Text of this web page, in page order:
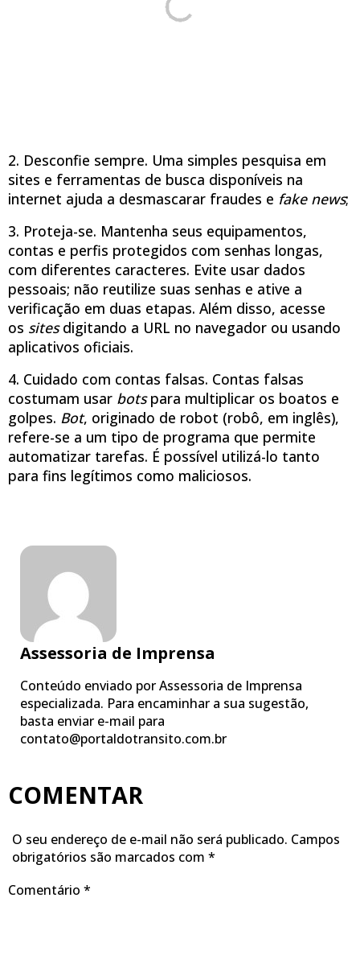
2. Desconfie sempre. Uma simples pesquisa em
sites e ferramentas de busca disponíveis na
internet ajuda a desmascarar fraudes e fake news;
3. Proteja-se. Mantenha seus equipamentos,
contas e perfis protegidos com senhas longas,
com diferentes caracteres. Evite usar dados
pessoais; não reutilize suas senhas e ative a
verificação em duas etapas. Além disso, acesse
os sitesdigitando a URL no navegador ou usando
aplicativos oficiais.
4. Cuidado com contas falsas. Contas falsas
costumam usar botspara multiplicar os boatos e
golpes. Bot, originado de robot (robô, em inglês),
refere-se a um tipo de programa que permite
automatizar tarefas. É possível utilizá-lo tanto
para fins legítimos como maliciosos.
Assessoria de Imprensa
Conteúdo enviado por Assessoria de Imprensa
especializada. Para encaminhar a sua sugestão,
basta enviar e-mail para
contato@portaldotransito.com.br
COMENTAR
O seu endereço de e-mail não será publicado. Campos
obrigatórios são marcados com *
Comentário *